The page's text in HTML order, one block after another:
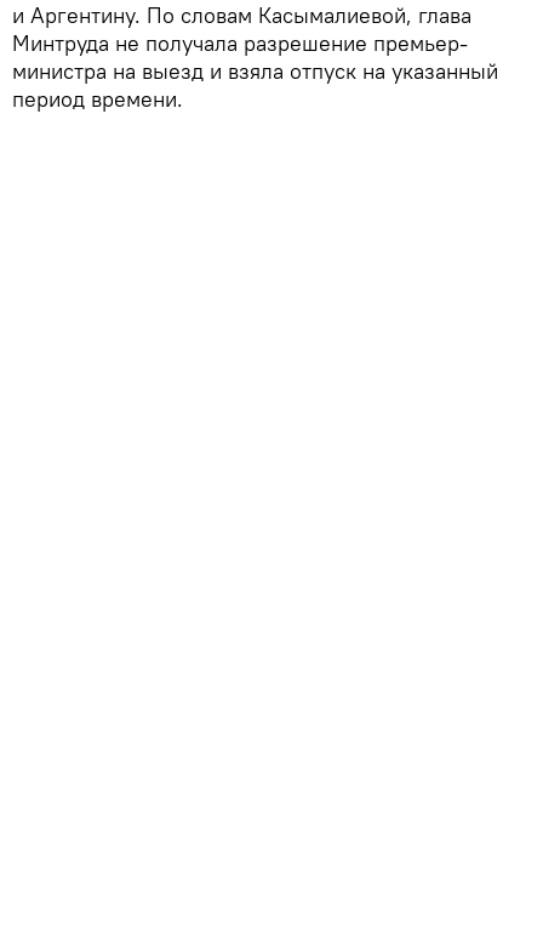
и Аргентину. По словам Касымалиевой, глава
Минтруда не получала разрешение премьер-
министра на выезд и взяла отпуск на указанный
период времени.